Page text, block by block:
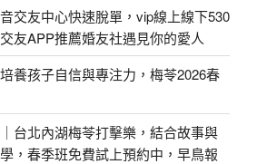
交友中心快速脫單，vip線上線下530
友APP推薦婚友社遇見你的愛人
養孩子自信與專注力，梅苓2026春
台北內湖梅苓打擊樂，結合故事與
，春季班免費試上預約中，早鳥報